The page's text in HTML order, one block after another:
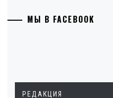
МЫ В FACEBOOK
РЕДАКЦИЯ